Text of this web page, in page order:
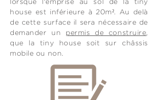
lorsque l'emprise au sol de la tiny
house est inférieure à 20m². Au delà
de cette surface il sera nécessaire de
demander un permis de construire,
que la tiny house soit sur châssis
mobile ou non.